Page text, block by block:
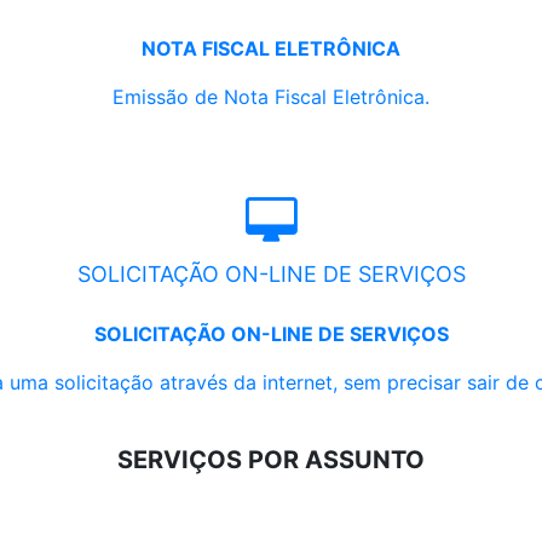
NOTA FISCAL ELETRÔNICA
Emissão de Nota Fiscal Eletrônica.
SOLICITAÇÃO ON-LINE DE SERVIÇOS
SOLICITAÇÃO ON-LINE DE SERVIÇOS
uma solicitação através da internet, sem precisar sair de
SERVIÇOS POR ASSUNTO